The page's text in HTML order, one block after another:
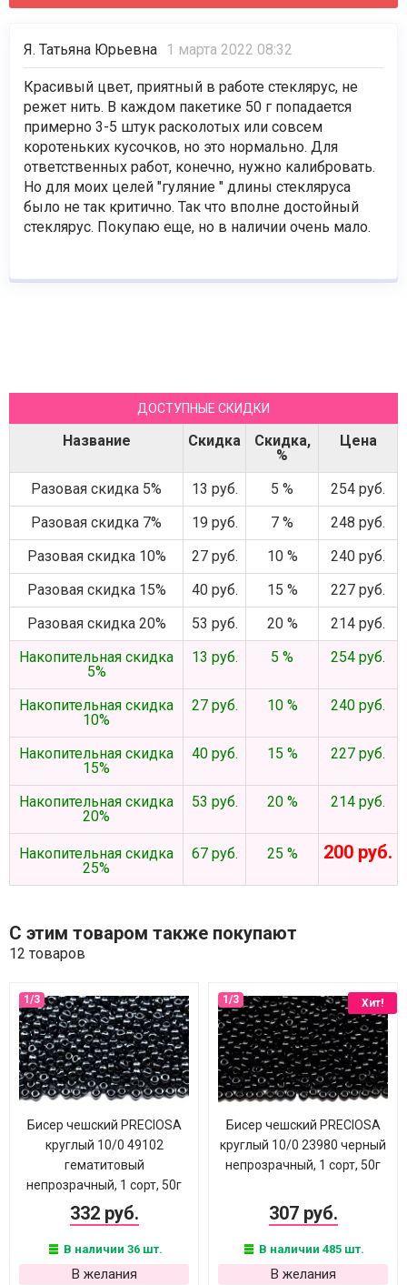
Я. Татьяна Юрьевна 1 марта 2022 08:32
Красивый цвет, приятный в работе стеклярус, не
режет нить. В каждом пакетике 50 г попадается
примерно 3-5 штук расколотых или совсем
коротеньких кусочков, но это нормально. Для
ответственных работ, конечно, нужно калибровать.
Но для моих целей "гуляние " длины стекляруса
было не так критично. Так что вполне достойный
стеклярус. Покупаю еще, но в наличии очень мало.
ДОСТУПНЫЕ СКИДКИ
Название Скидка
Скидка,
%
Цена
Разовая скидка 5% 13 руб. 5 %
254 руб.
Разовая скидка 7%
19 руб. 7 %
248 руб.
Разовая скидка 10%
27 руб. 10 %
240 руб.
Разовая скидка 15%
40 руб. 15 %
227 руб.
Разовая скидка 20%
53 руб. 20 %
214 руб.
Накопительная скидка
5%
13 руб. 5 % 254 руб.
Накопительная скидка
10%
27 руб. 10 % 240 руб.
Накопительная скидка
15%
40 руб. 15 % 227 руб.
Накопительная скидка
20%
53 руб. 20 % 214 руб.
Накопительная скидка
25%
67 руб. 25 % 200 руб.
С этим товаром также покупают
12 товаров
Бисер чешский PRECIOSA
круглый 10/0 49102
гематитовый
непрозрачный, 1 сорт, 50г
332 руб.
В наличии 36 шт.
В желания
Хит!
Бисер чешский PRECIOSA
круглый 10/0 23980 черный
непрозрачный, 1 сорт, 50г
307 руб.
В наличии 485 шт.
В желания